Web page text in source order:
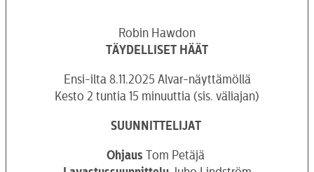
Robin Hawdon
TÄYDELLISET HÄÄT
Ensi-ilta 8.11.2025 Alvar-näyttämöllä
Kesto 2 tuntia 15 minuuttia (sis. väliajan)
SUUNNITTELIJAT
Ohjaus Tom Petäjä